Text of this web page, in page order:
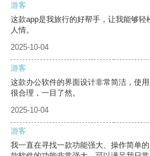
游客
这款app是我旅行的好帮手，让我能够
人情。
2025-10-04
游客
这款办公软件的界面设计非常简洁，使
很合理，一目了然。
2025-10-04
游客
我一直在寻找一款功能强大、操作简单